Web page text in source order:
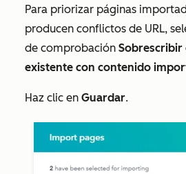
Para priorizar páginas
producen conflictos de URL,
de comprobación
existente con contenido
Haz clic en Guardar.